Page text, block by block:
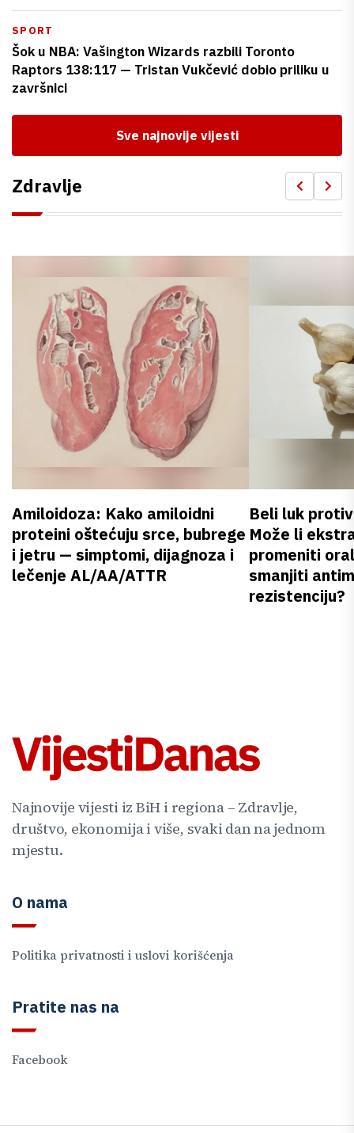
SPORT
Šok u NBA: Vašington Wizards razbili Toronto
Raptors 138:117 — Tristan Vukčević dobio priliku u
završnici
Sve najnovije vijesti
Zdravlje
Amiloidoza: Kako amiloidni
proteini oštećuju srce, bubrege
i jetru — simptomi, dijagnoza i
lečenje AL/AA/ATTR
Beli luk
Može li
promeniti
smanjiti
rezistenciju?
Najnovije vijesti iz BiH i regiona – Zdravlje,
društvo, ekonomija i više, svaki dan na jednom
mjestu.
O nama
Politika privatnosti i uslovi korišćenja
Pratite nas na
Facebook